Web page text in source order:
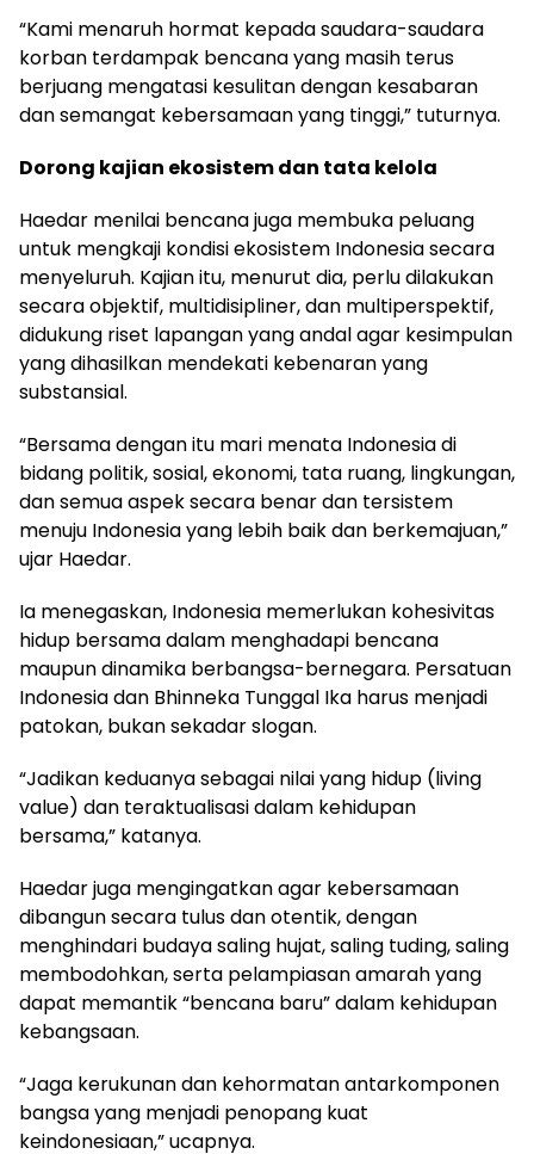
“Kami menaruh hormat kepada saudara-saudara
korban terdampak bencana yang masih terus
berjuang mengatasi kesulitan dengan kesabaran
dan semangat kebersamaan yang tinggi,” tuturnya.
Dorong kajian ekosistem dan tata kelola
Haedar menilai bencana juga membuka peluang
untuk mengkaji kondisi ekosistem Indonesia secara
menyeluruh. Kajian itu, menurut dia, perlu dilakukan
secara objektif, multidisipliner, dan multiperspektif,
didukung riset lapangan yang andal agar kesimpulan
yang dihasilkan mendekati kebenaran yang
substansial.
“Bersama dengan itu mari menata Indonesia di
bidang politik, sosial, ekonomi, tata ruang, lingkungan,
dan semua aspek secara benar dan tersistem
menuju Indonesia yang lebih baik dan berkemajuan,”
ujar Haedar.
Ia menegaskan, Indonesia memerlukan kohesivitas
hidup bersama dalam menghadapi bencana
maupun dinamika berbangsa-bernegara. Persatuan
Indonesia dan Bhinneka Tunggal Ika harus menjadi
patokan, bukan sekadar slogan.
“Jadikan keduanya sebagai nilai yang hidup (living
value) dan teraktualisasi dalam kehidupan
bersama,” katanya.
Haedar juga mengingatkan agar kebersamaan
dibangun secara tulus dan otentik, dengan
menghindari budaya saling hujat, saling tuding, saling
membodohkan, serta pelampiasan amarah yang
dapat memantik “bencana baru” dalam kehidupan
kebangsaan.
“Jaga kerukunan dan kehormatan antarkomponen
bangsa yang menjadi penopang kuat
keindonesiaan,” ucapnya.